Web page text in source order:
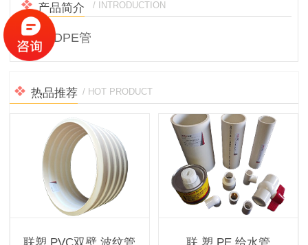
产品简介 / INTRODUCTION
联塑 HDPE管
热品推荐 / HOT PRODUCT